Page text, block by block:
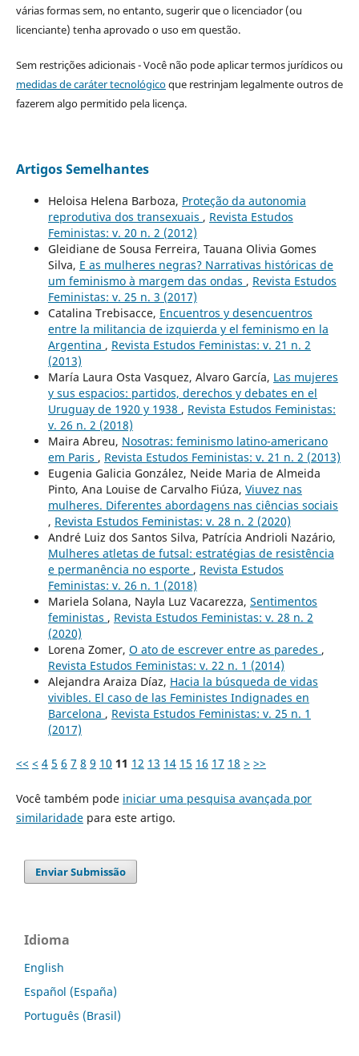
várias formas sem, no entanto, sugerir que o licenciador (ou
licenciante) tenha aprovado o uso em questão.
Sem restrições adicionais - Você não pode aplicar termos jurídicos ou
medidas de caráter tecnológicoque restrinjam legalmente outros de
fazerem algo permitido pela licença.
Artigos Semelhantes
Heloisa Helena Barboza, Proteção da autonomia
reprodutiva dos transexuais , Revista Estudos
Feministas: v. 20 n. 2 (2012)
Gleidiane de Sousa Ferreira, Tauana Olivia Gomes
Silva, E as mulheres negras? Narrativas históricas de
um feminismo à margem das ondas , Revista Estudos
Feministas: v. 25 n. 3 (2017)
Catalina Trebisacce, Encuentros y desencuentros
entre la militancia de izquierda y el feminismo en la
Argentina , Revista Estudos Feministas: v. 21 n. 2
(2013)
María Laura Osta Vasquez, Alvaro García, Las mujeres
y sus espacios: partidos, derechos y debates en el
Uruguay de 1920 y 1938 , Revista Estudos Feministas:
v. 26 n. 2 (2018)
Maira Abreu, Nosotras: feminismo latino-americano
em Paris , Revista Estudos Feministas: v. 21 n. 2 (2013)
Eugenia Galicia González, Neide Maria de Almeida
Pinto, Ana Louise de Carvalho Fiúza, Viuvez nas
mulheres. Diferentes abordagens nas ciências sociais
, Revista Estudos Feministas: v. 28 n. 2 (2020)
André Luiz dos Santos Silva, Patrícia Andrioli Nazário,
Mulheres atletas de futsal: estratégias de resistência
e permanência no esporte , Revista Estudos
Feministas: v. 26 n. 1 (2018)
Mariela Solana, Nayla Luz Vacarezza, Sentimentos
feministas , Revista Estudos Feministas: v. 28 n. 2
(2020)
Lorena Zomer, O ato de escrever entre as paredes ,
Revista Estudos Feministas: v. 22 n. 1 (2014)
Alejandra Araiza Díaz, Hacia la búsqueda de vidas
vivibles. El caso de las Feministes Indignades en
Barcelona , Revista Estudos Feministas: v. 25 n. 1
(2017)
<< < 4 5 6 7 8 9 10 11 12 13 14 15 16 17 18 > >>
Você também pode iniciar uma pesquisa avançada por
similaridadepara este artigo.
Enviar Submissão
Idioma
English
Español (España)
Português (Brasil)